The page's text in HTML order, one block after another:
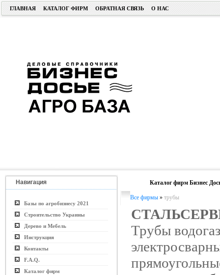
ГЛАВНАЯ КАТАЛОГ ФИРМ ОБРАТНАЯ СВЯЗЬ О НАС
Навигация
Базы по агробизнесу 2021
Строительство Украины
Дерево и Мебель
Инструкция
Контакты
F.A.Q.
Каталог фирм
Каталог фирм Бизнес
Все фирмы » трубы
Трубы